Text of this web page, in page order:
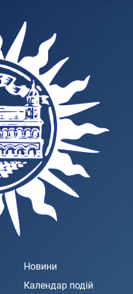
Новини
Календар подій